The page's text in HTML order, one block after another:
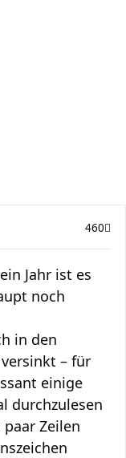
460
Jahr ist es
noch
in den
– für
einige
durchzulesen
Zeilen